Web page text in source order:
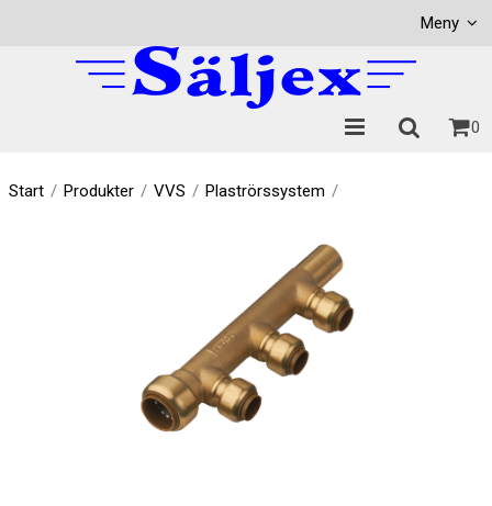
Meny
0
Start / Produkter / VVS / Plaströrssystem /